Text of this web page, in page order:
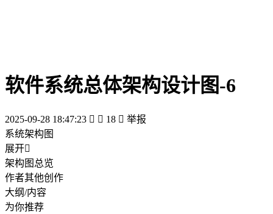
软件系统总体架构设计图-6
2025-09-28 18:47:23   18  举报
系统架构图
展开
架构图总览
作者其他创作
大纲/内容
为你推荐